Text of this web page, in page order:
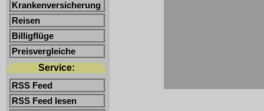
Krankenversicherung
Reisen
Billigflüge
Preisvergleiche
Service:
RSS Feed
RSS Feed lesen